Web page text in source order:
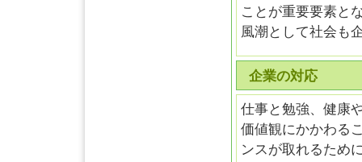
ことが重要要素と
風潮として社会も
企業の対応
仕事と勉強、健康
価値観にかかわる
ンスが取れるため